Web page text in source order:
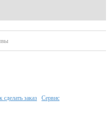
сделать заказ Сервис